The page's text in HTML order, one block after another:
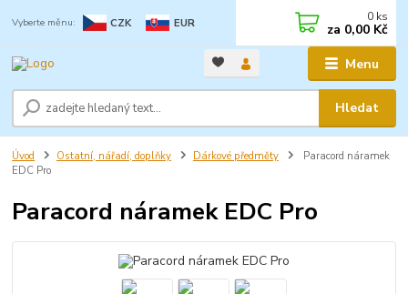
Menu
CZK EUR
Hledat
0 ks
za 0,00 Kč
Úvod Ostatní, nářadí, doplňky Dárkové předměty
Paracord náramek
EDC Pro
Paracord náramek EDC Pro